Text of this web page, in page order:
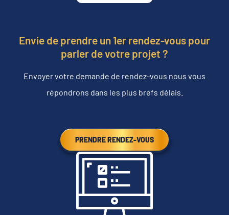
Envie de prendre un 1er rendez-vous pour
parler de votre projet ?
Envoyer votre demande de rendez-vous nous vous
répondrons dans les plus brefs délais.
PRENDRE RENDEZ-VOUS